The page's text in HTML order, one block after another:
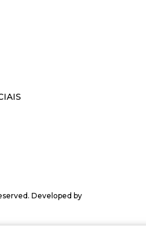
Developed by